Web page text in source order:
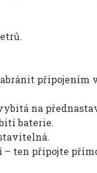
připojením
na
baterie.
– ten připojte